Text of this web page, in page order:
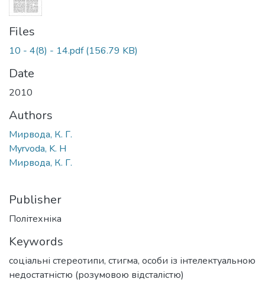
Files
10 - 4(8) - 14.pdf(156.79 KB)
Date
2010
Authors
Мирвода, К. Г.
Myrvoda, K. H
Мирвода, К. Г.
Publisher
Політехніка
Keywords
соціальні стереотипи, стигма, особи із інтелектуальною
недостатністю (розумовою відсталістю)